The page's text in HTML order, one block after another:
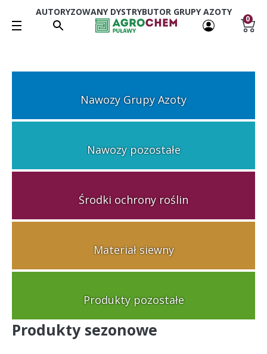
AUTORYZOWANY DYSTRYBUTOR GRUPY AZOTY
0
Nawozy Grupy Azoty
Nawozy pozostałe
Środki ochrony roślin
Materiał siewny
Produkty pozostałe
Produkty sezonowe